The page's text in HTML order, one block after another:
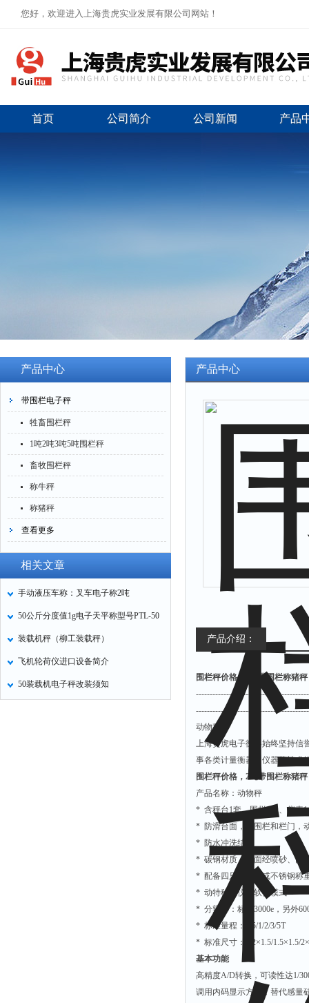
您好，欢迎进入上海贵虎实业发展有限公司网站！
首页 公司简介 公司新闻 产品
产品中心
带围栏电子秤
牲畜围栏秤
1吨2吨3吨5吨围栏秤
畜牧围栏秤
称牛秤
称猪秤
查看更多
相关文章
手动液压车称：叉车电子称2吨
50公斤分度值1g电子天平称型号PTL-50
装载机秤（柳工装载秤）
飞机轮荷仪进口设备简介
50装载机电子秤改装须知
产品中心
产品介绍：
围栏秤价格，2吨带围栏称猪秤
动物秤
上海贵虎电子衡器始终坚持信
事各类计量衡器／仪器的技术
围栏秤价格，2吨带围栏称猪秤
产品名称：动物秤
* 含秤台1套、围栏1 套、仪表1
* 防滑台面，带围栏和栏门，
* 防水冲洗结构
* 碳钢材质，表面经喷砂、丙
* 配备四只合金钢或不锈钢称
* 动特称重仪表软件模式
* 分辩率：标准 3000e ，另外
* 标准量程：
0.5/1/2/3/5T
* 标准尺寸： 1.2×1.5/1.5×1.5/2×
基本功能
高精度A/D转换，可读性达1/
调用内码显示方便，替代感量